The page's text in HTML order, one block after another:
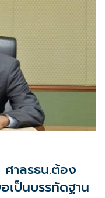
าลรธน.ต้อง
ป็นบรรทัดฐาน